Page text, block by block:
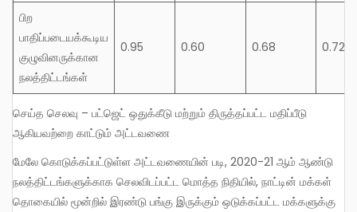
பிற
பாதிப்படையக்கூடிய
குழுவினருக்கான
நலத்திட்டங்கள்
0.95 0.60 0.68 0.72
செய்த செலவு – பட்ஜெட் ஒதுக்கீடு மற்றும் திருத்தப்பட்ட மதிப்பீடு
ஆகியவற்றை காட்டும் அட்டவணை
மேலே கொடுக்கப்பட்டுள்ள அட்டவணையின் படி, 2020-21 ஆம் ஆண்டு
நலத்திட்டங்களுக்காக செலவிடப்பட்ட மொத்த நிதியில், நாட்டின் மக்கள்
தொகையில் மூன்றில் இரண்டு பங்கு இருக்கும் ஒடுக்கப்பட்ட மக்களுக்கு